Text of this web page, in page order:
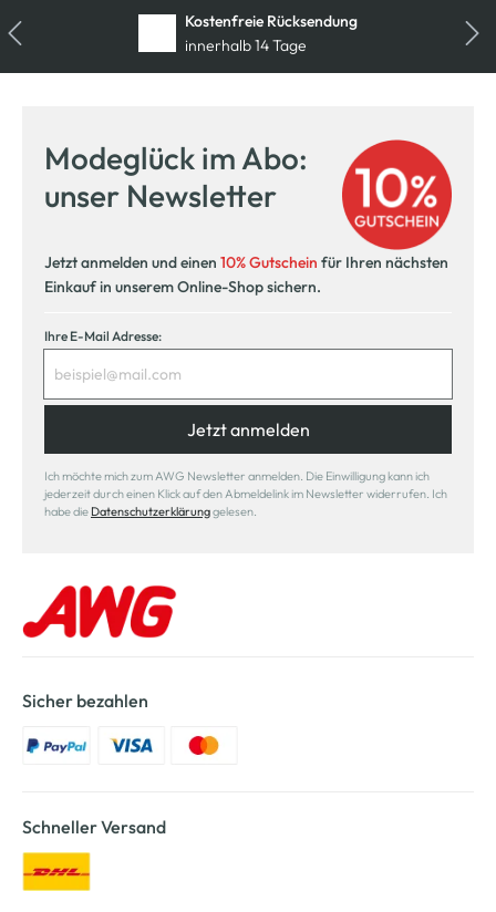
Kostenfreie Rücksendung
innerhalb 14 Tage
Modeglück im Abo:
unser Newsletter
Jetzt anmelden und einen 10% Gutschein für Ihren nächsten
Einkauf in unserem Online-Shop sichern.
Ihre E-Mail Adresse:
Jetzt anmelden
Ich möchte mich zum AWG Newsletter anmelden. Die Einwilligung kann ich
jederzeit durch einen Klick auf den Abmeldelink im Newsletter widerrufen. Ich
habe die Datenschutzerklärunggelesen.
Sicher bezahlen
Schneller Versand